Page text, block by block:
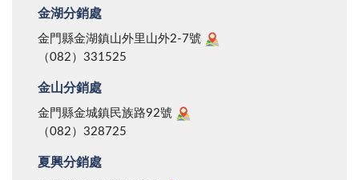
金湖分銷處
金門縣金湖鎮山外里山外2-7號
（082）331525
金山分銷處
金門縣金城鎮民族路92號
（082）328725
夏興分銷處